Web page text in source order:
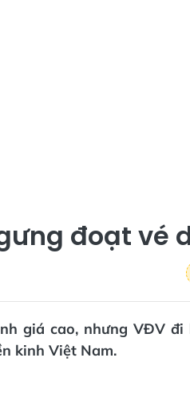
đoạt vé
giá cao, nhưng VĐV
kinh Việt Nam.